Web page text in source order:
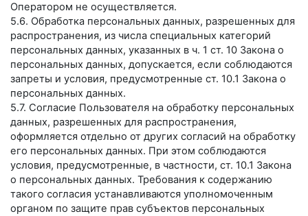
Оператором не осуществляется.
5.6. Обработка персональных данных, разрешенных для
распространения, из числа специальных категорий
персональных данных, указанных в ч. 1 ст. 10 Закона о
персональных данных, допускается, если соблюдаются
запреты и условия, предусмотренные ст. 10.1 Закона о
персональных данных.
5.7. Согласие Пользователя на обработку персональных
данных, разрешенных для распространения,
оформляется отдельно от других согласий на обработку
его персональных данных. При этом соблюдаются
условия, предусмотренные, в частности, ст. 10.1 Закона
о персональных данных. Требования к содержанию
такого согласия устанавливаются уполномоченным
органом по защите прав субъектов персональных